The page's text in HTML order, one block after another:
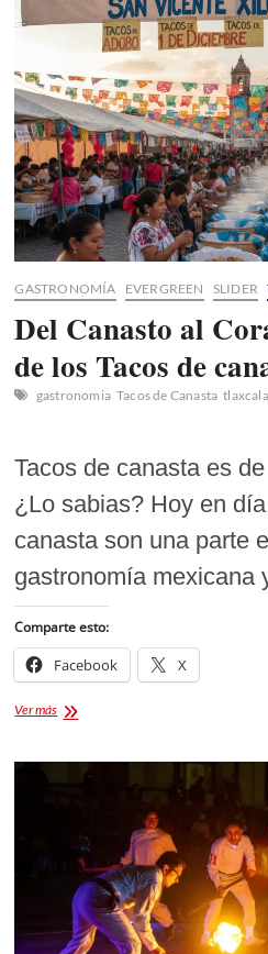
GASTRONOMÍA EVERGREEN SLIDER
Del Canasto al
de los Tacos de
gastronomia Tacos de Canasta tlaxcala
Tacos de canasta es
¿Lo sabias? Hoy en
canasta son una parte
gastronomía mexicana
Comparte esto:
Facebook X
Ver másDel
Tacos
canasta